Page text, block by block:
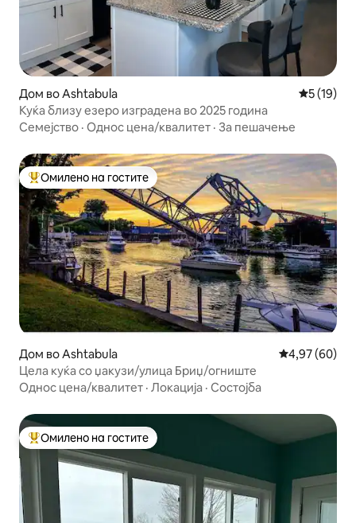
Дом во Ashtabula Просечна
5 (19)
Куќа близу езеро изградена во 2025 година
Семејство · Однос цена/квалитет · За пешачење
Меѓу најуспешните „Омилени на гостите“
Омилено на гостите
Дом во Ashtabula Просечна
4,97 (60)
Цела куќа со џакузи/улица Бриџ/огниште
Однос цена/квалитет · Локација · Состојба
Меѓу најуспешните „Омилени на гостите“
Омилено на гостите